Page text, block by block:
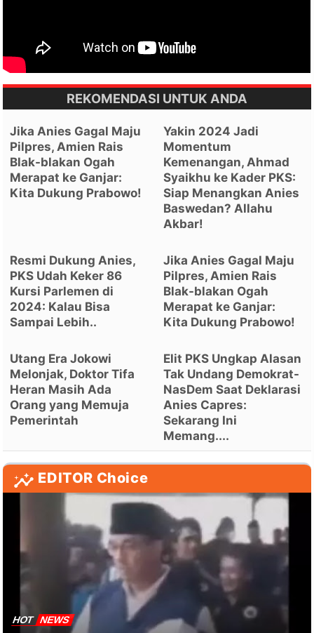
REKOMENDASI UNTUK ANDA
Jika Anies Gagal Maju
Pilpres, Amien Rais
Blak-blakan Ogah
Merapat ke Ganjar:
Kita Dukung Prabowo!
Yakin 2024 Jadi
Momentum
Kemenangan, Ahmad
Syaikhu ke Kader PKS:
Siap Menangkan Anies
Baswedan? Allahu
Akbar!
Resmi Dukung Anies,
PKS Udah Keker 86
Kursi Parlemen di
2024: Kalau Bisa
Sampai Lebih..
Jika Anies Gagal Maju
Pilpres, Amien Rais
Blak-blakan Ogah
Merapat ke Ganjar:
Kita Dukung Prabowo!
Utang Era Jokowi
Melonjak, Doktor Tifa
Heran Masih Ada
Orang yang Memuja
Pemerintah
Elit PKS Ungkap Alasan
Tak Undang Demokrat-
NasDem Saat Deklarasi
Anies Capres:
Sekarang Ini
Memang....
EDITOR Choice
HOT NEWS